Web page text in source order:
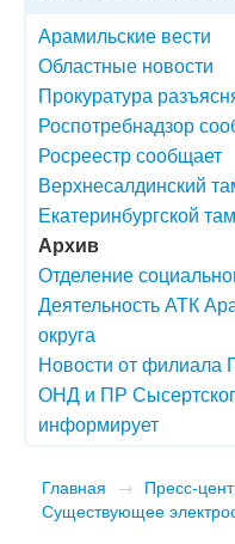
Арамильские вести
Областные новости
Прокуратура
Роспотребнадзор
Росреестр сообщает
Верхнесалдинский
Екатеринбургской
Архив
Отделение
Деятельность АТК
округа
Новости от филиала
ОНД и ПР
информирует
Главная → Пресс-
Существующее